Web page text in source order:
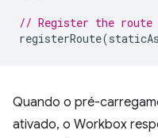
// Register the route
registerRoute(
Quando o pré-
ativado, o Workbox